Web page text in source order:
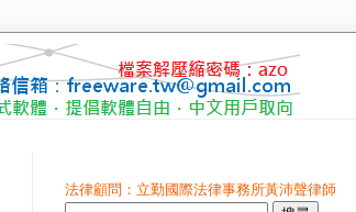
法律顧問：立勤國際法律事務所黃沛聲律師